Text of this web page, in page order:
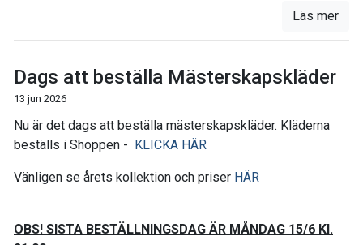
Läs mer
Dags att beställa Mästerskapskläder
13 jun 2026
Nu är det dags att beställa mästerskapskläder. Kläderna
beställs i Shoppen - KLICKA HÄR
Vänligen se årets kollektion och priser HÄR
OBS! SISTA BESTÄLLNINGSDAG ÄR MÅNDAG 15/6 Kl.